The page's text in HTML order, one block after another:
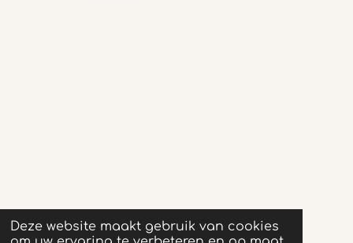
Deze website maakt gebruik van cookies